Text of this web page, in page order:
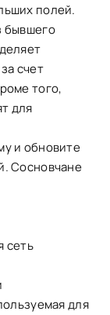
полей.
бывшего
счет
того,
для
и обновите
Сосновчане
сеть
для